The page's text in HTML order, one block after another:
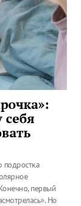
подростка
первый
Но